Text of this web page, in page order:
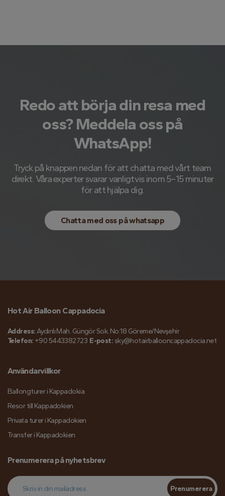
Redo att börja din resa med
oss? Meddela oss på
WhatsApp!
Tryck på knappen nedan för att chatta med vårt team
direkt. Våra experter svarar vanligtvis inom 5–15 minuter
för att hjälpa dig.
Chatta med oss ​​på whatsapp
Hot Air Balloon Cappadocia
Address:Aydınlı Mah. Güngör Sok. No:18 Göreme/Nevşehir
Telefon: +90 5443382723 E-post: sky@hotairballooncappadocia.net
Användarvillkor
Ballongturer i Kappadokia
Resor till Kappadokien
Privata turer i Kappadokien
Transfer i Kappadokien
Prenumerera på nyhetsbrev
Prenumerera